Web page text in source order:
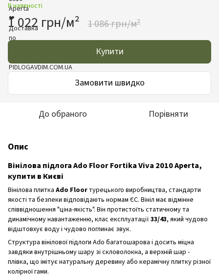
В наявності
1 022 грн/м² 1 086 грн/м²
Купити
Замовити швидко
До обраного Порівняти
Опис
Вінілова підлога Ado Floor Fortika Viva 2010 Aperta,
купити в Києві
Вінілова плитка Ado Floorтурецького виробництва, стандарти
якості та безпеки відповідають нормам ЄС. Вініл має відмінне
співвідношення "ціна-якість". Він протистоїть статичному та
динамічному навантаженню, клас експлуатації 33/43, який чудово
відштовхує воду і чудово поглинає звук.
Структура вінілової підлоги Ado багатошарова і досить міцна
завдяки внутрішньому шару зі скловолокна, а верхній шар -
плівка, що імітує натуральну деревину або керамічну плитку різної
колірної гами.